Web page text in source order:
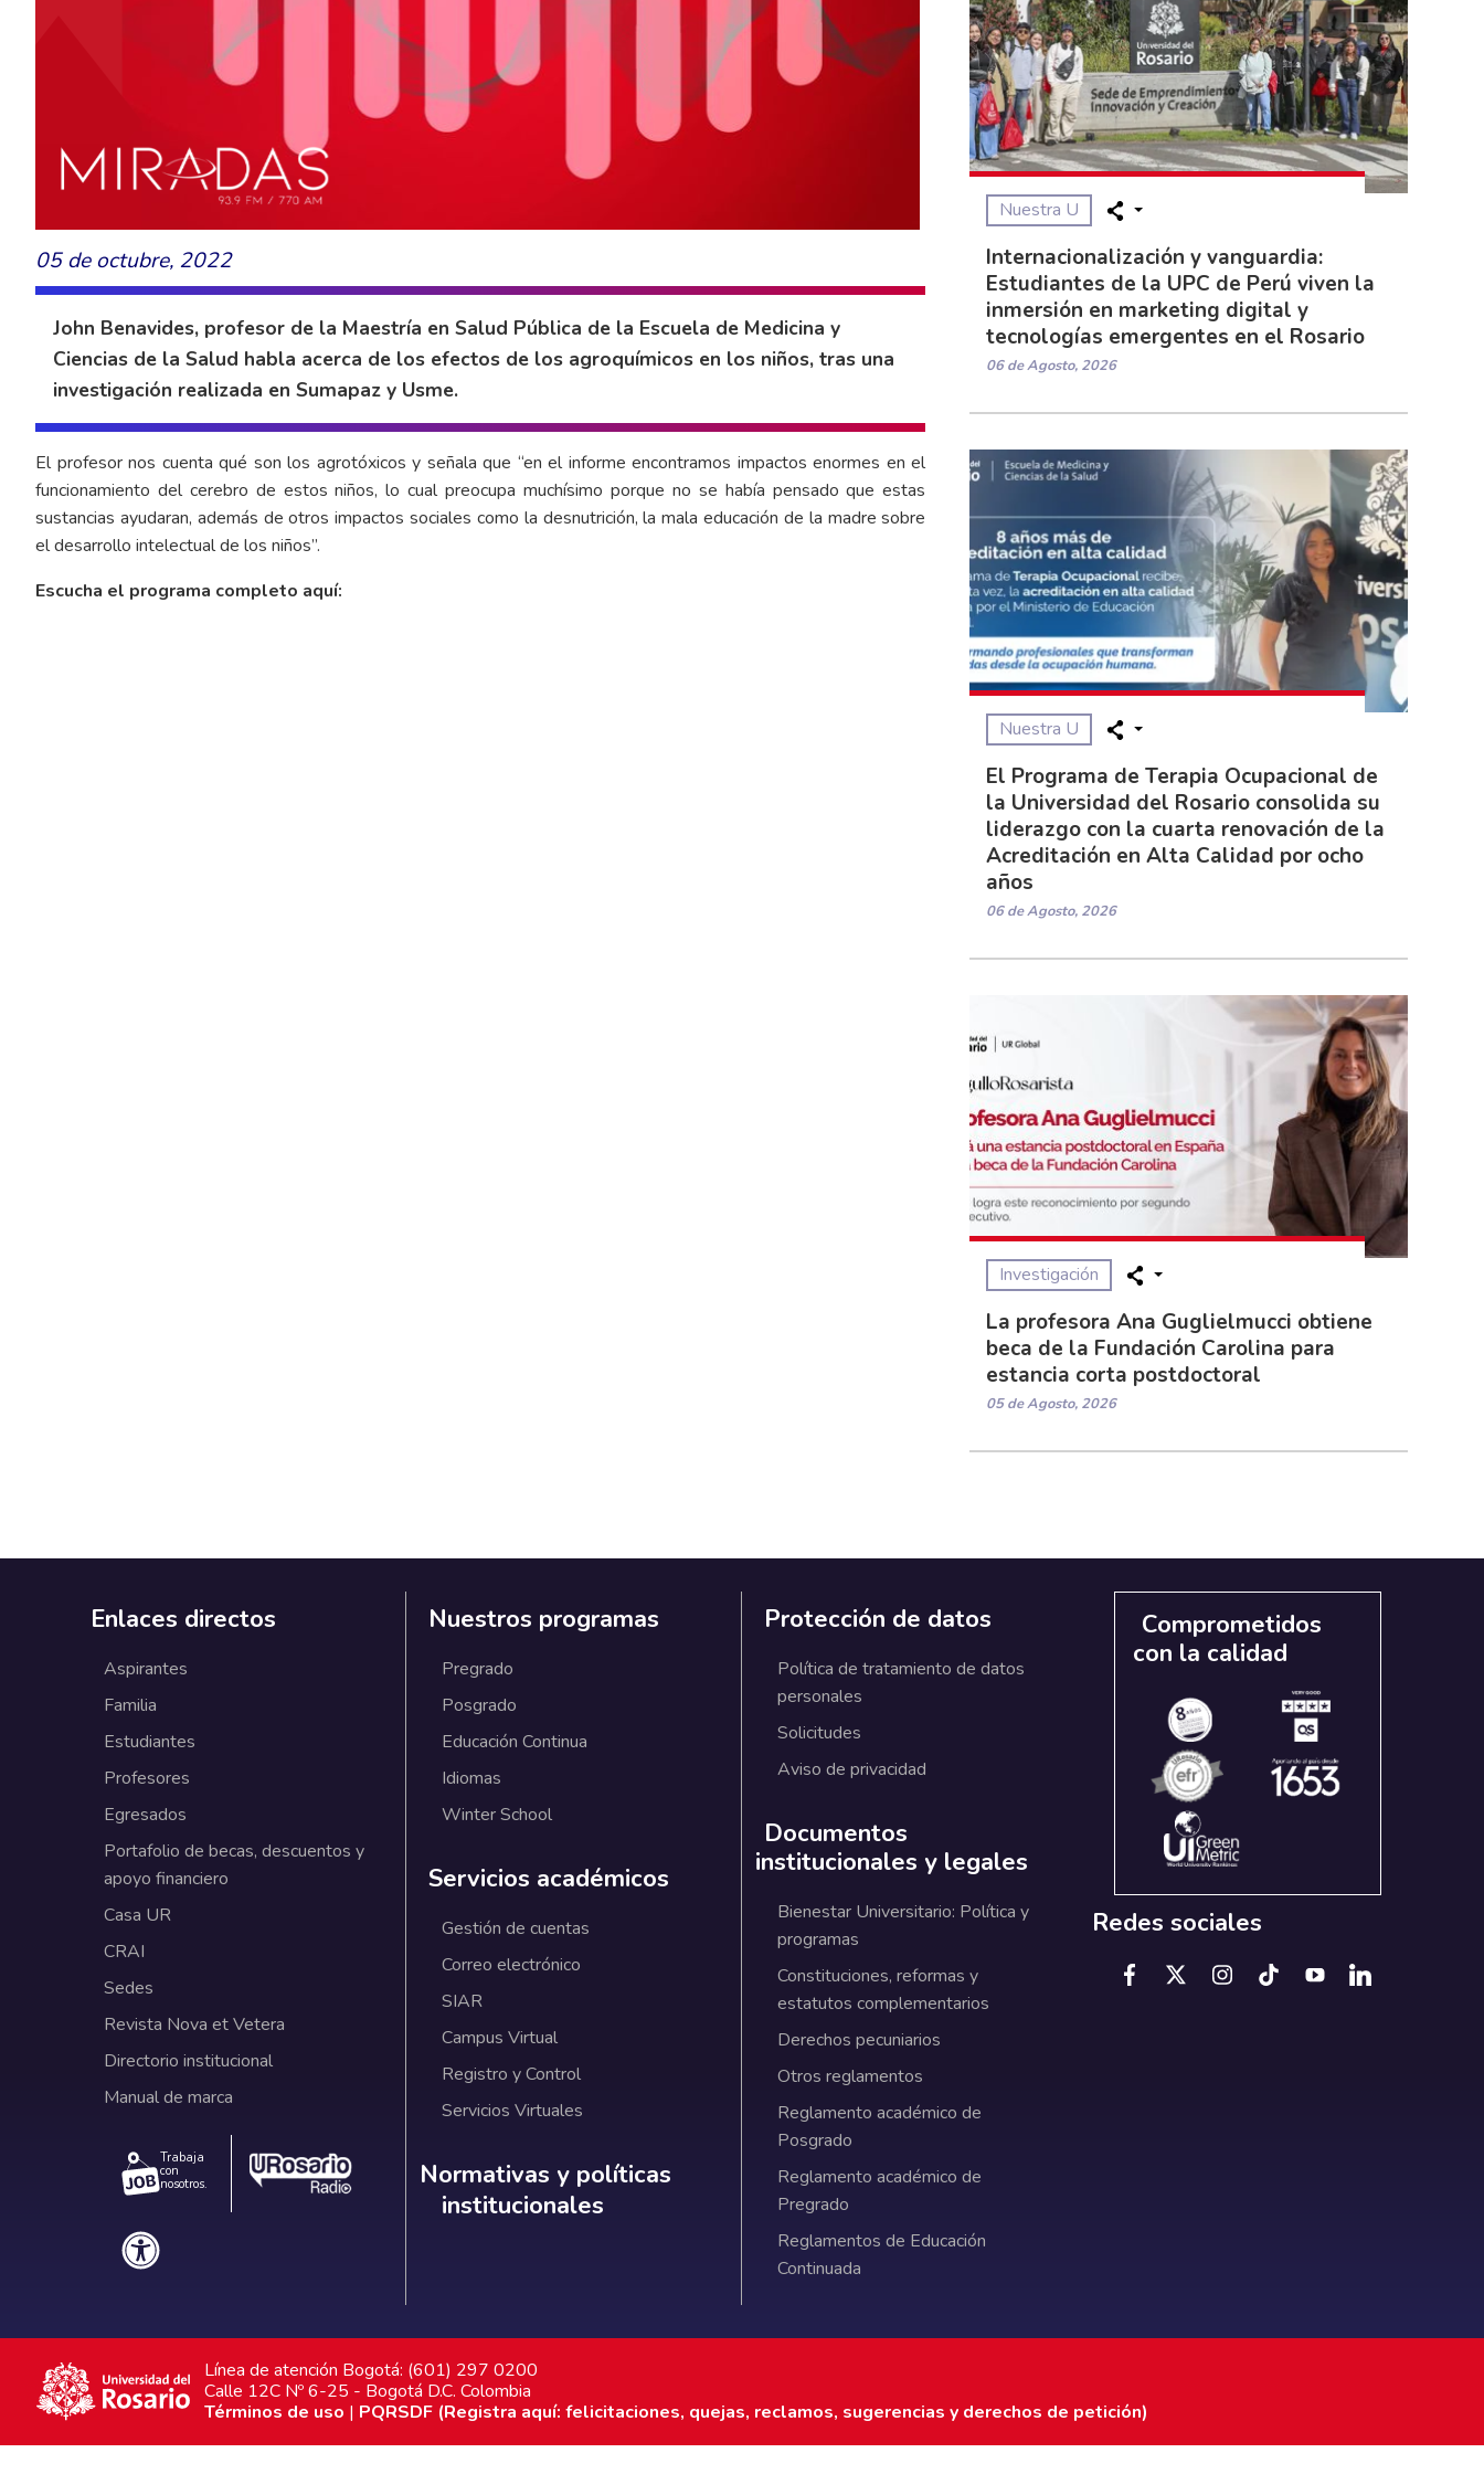
05 de octubre, 2022
John Benavides, profesor de la Maestría en Salud Pública de la Escuela de Medicina y
Ciencias de la Salud habla acerca de los efectos de los agroquímicos en los niños, tras una
investigación realizada en Sumapaz y Usme.
El profesor nos cuenta qué son los agrotóxicos y señala que “en el informe encontramos impactos enormes en el
funcionamiento del cerebro de estos niños, lo cual preocupa muchísimo porque no se había pensado que estas
sustancias ayudaran, además de otros impactos sociales como la desnutrición, la mala educación de la madre sobre
el desarrollo intelectual de los niños”.
Escucha el programa completo aquí:
Nuestra U
Internacionalización y vanguardia:
Estudiantes de la UPC de Perú viven la
inmersión en marketing digital y
tecnologías emergentes en el Rosario
06 de Agosto, 2026
Nuestra U
El Programa de Terapia Ocupacional de
la Universidad del Rosario consolida su
liderazgo con la cuarta renovación de la
Acreditación en Alta Calidad por ocho
años
06 de Agosto, 2026
Investigación
La profesora Ana Guglielmucci obtiene
beca de la Fundación Carolina para
estancia corta postdoctoral
05 de Agosto, 2026
Enlaces directos
Aspirantes
Familia
Estudiantes
Profesores
Egresados
Portafolio de becas, descuentos y
apoyo financiero
Casa UR
CRAI
Sedes
Revista Nova et Vetera
Directorio institucional
Manual de marca
Trabaja
con
nosotros.
Nuestros programas
Pregrado
Posgrado
Educación Continua
Idiomas
Winter School
Servicios académicos
Gestión de cuentas
Correo electrónico
SIAR
Campus Virtual
Registro y Control
Servicios Virtuales
Normativas y políticas institucionales
Normativas y políticas
institucionales
Protección de datos
Política de tratamiento de datos
personales
Solicitudes
Aviso de privacidad
Documentos
institucionales y legales
Bienestar Universitario: Política y
programas
Constituciones, reformas y
estatutos complementarios
Derechos pecuniarios
Otros reglamentos
Reglamento académico de
Posgrado
Reglamento académico de
Pregrado
Reglamentos de Educación
Continuada
Comprometidos
con la calidad
Redes sociales
Línea de atención Bogotá: (601) 297 0200
Calle 12C Nº 6-25 - Bogotá D.C. Colombia
Términos de uso | PQRSDF (Registra aquí: felicitaciones, quejas, reclamos, sugerencias y derechos de petición)